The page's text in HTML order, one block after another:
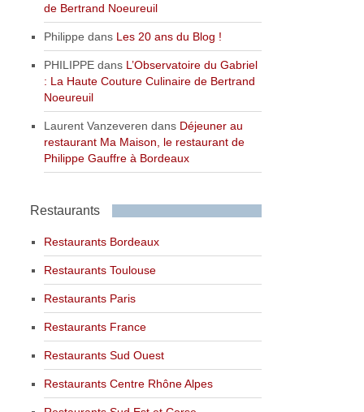
de Bertrand Noeureuil
Philippe dans Les 20 ans du Blog !
PHILIPPE dans L’Observatoire du Gabriel
: La Haute Couture Culinaire de Bertrand
Noeureuil
Laurent Vanzeveren dans Déjeuner au
restaurant Ma Maison, le restaurant de
Philippe Gauffre à Bordeaux
Restaurants
Restaurants Bordeaux
Restaurants Toulouse
Restaurants Paris
Restaurants France
Restaurants Sud Ouest
Restaurants Centre Rhône Alpes